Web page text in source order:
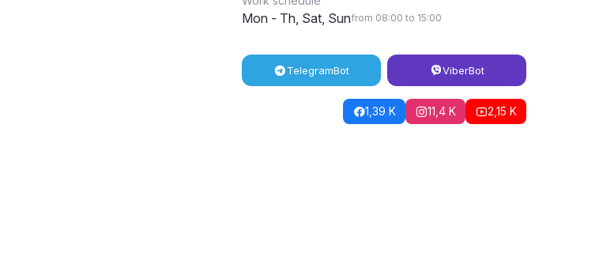
Mon - Th, Sat, Sunfrom 08:00 to 15:00
TelegramBot ViberBot
1,39 K 11,4 K 2,15 K